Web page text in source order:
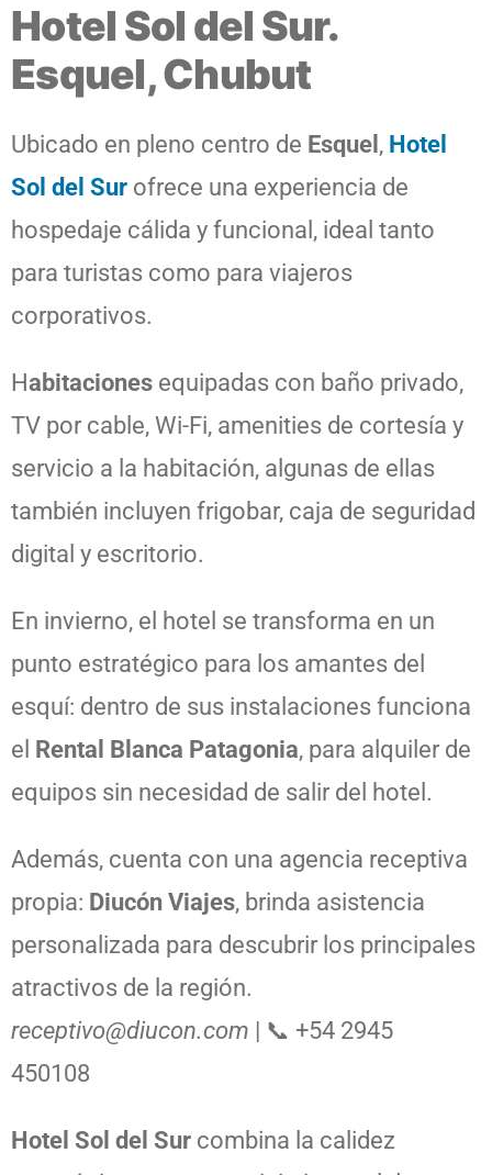
Hotel Sol del Sur.
Esquel, Chubut
Ubicado en pleno centro de Esquel , Hotel
Sol del Sur ofrece una experiencia de
hospedaje cálida y funcional, ideal tanto
para turistas como para viajeros
corporativos.
Habitaciones equipadas con baño privado,
TV por cable, Wi-Fi, amenities de cortesía y
servicio a la habitación, algunas de ellas
también incluyen frigobar, caja de seguridad
digital y escritorio.
En invierno, el hotel se transforma en un
punto estratégico para los amantes del
esquí: dentro de sus instalaciones funciona
el Rental Blanca Patagonia, para alquiler de
equipos sin necesidad de salir del hotel.
Además, cuenta con una agencia receptiva
propia: Diucón Viajes, brinda asistencia
personalizada para descubrir los principales
atractivos de la región.
receptivo@diucon.com | 📞 +54 2945
450108
Hotel Sol del Sur combina la calidez